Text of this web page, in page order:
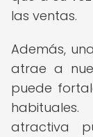
las ventas.
Además,
atrae a
puede
atractiva